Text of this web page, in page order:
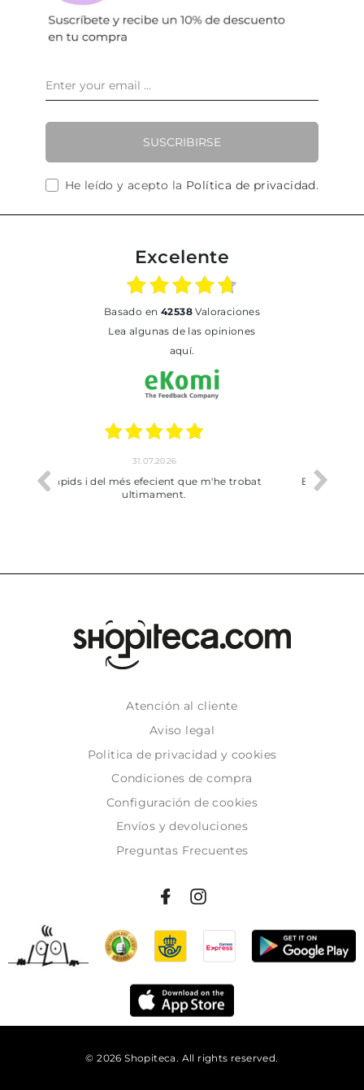
SUSCRIBIRSE
He leído y acepto la Política de privacidad.
Excelente
basado en 42538Valoraciones
Lea algunas de las opiniones
aquí.
trobat
17.07.2026
Bien pero soy de Vilafranca y no me ha
dejado recoger en tienda
Atención al cliente
Aviso legal
Politica de privacidad y cookies
Condiciones de compra
Configuración de cookies
Envíos y devoluciones
Preguntas Frecuentes
© 2026 Shopiteca. All rights reserved.